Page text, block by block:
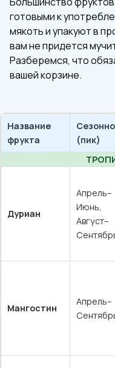
готовыми к
мякоть и упакуют в
вам не придется
Разберемся, что
вашей корзине.
Название
фрукта
(пик)
Дуриан
Апрель–
Июнь,
Август–
Мангостин
Апрель–